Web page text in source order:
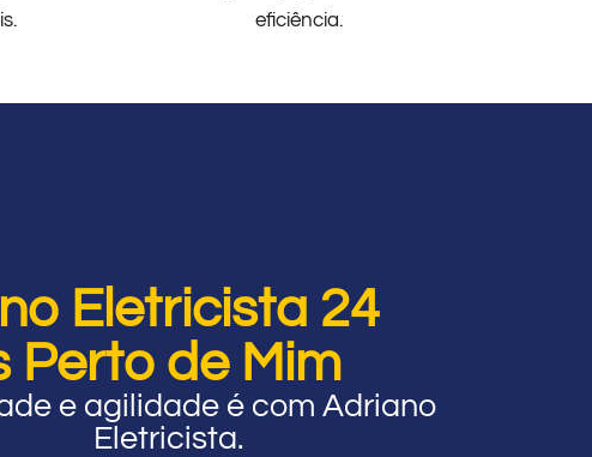
eficiência.
Eletricista 24
Perto de Mim
e agilidade é com Adriano
Eletricista.